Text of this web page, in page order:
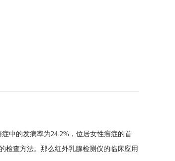
中的发病率为24.2%，位居女性癌症的首
检查方法。那么红外乳腺检测仪的临床应用